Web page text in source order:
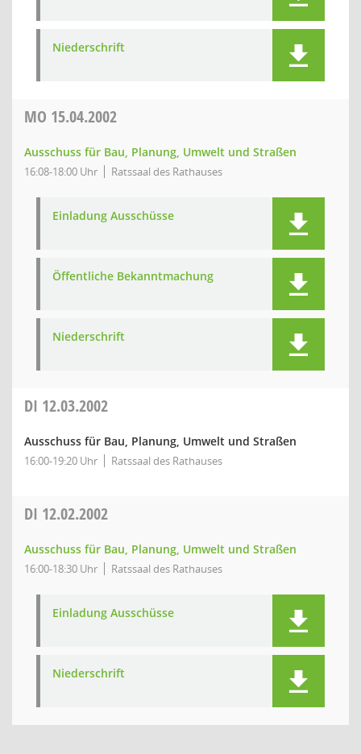
Niederschrift
MO 15.04.2002
Ausschuss für Bau, Planung, Umwelt und Straßen
16:08-18:00 Uhr Ratssaal des Rathauses
Einladung Ausschüsse
Öffentliche Bekanntmachung
Niederschrift
DI 12.03.2002
Ausschuss für Bau, Planung, Umwelt und Straßen
16:00-19:20 Uhr Ratssaal des Rathauses
DI 12.02.2002
Ausschuss für Bau, Planung, Umwelt und Straßen
16:00-18:30 Uhr Ratssaal des Rathauses
Einladung Ausschüsse
Niederschrift